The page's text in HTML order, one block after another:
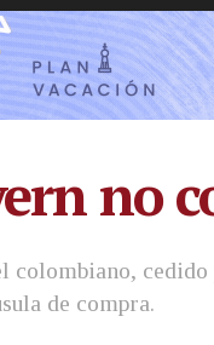
no
colombiano,
de compra.